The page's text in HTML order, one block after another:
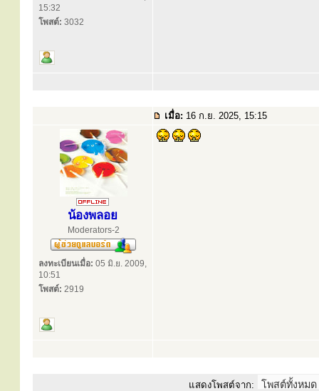
15:32
โพสต์: 3032
เมื่อ: 16 ก.ย. 2025, 15:15
น้องพลอย
Moderators-2
ลงทะเบียนเมื่อ: 05 มิ.ย. 2009,
10:51
โพสต์: 2919
แสดงโพสต์จาก: